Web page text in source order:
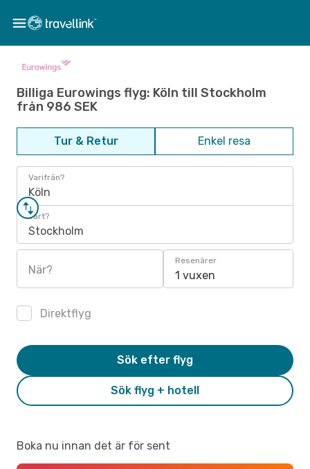
Billiga Eurowings flyg: Köln till Stockholm
från 986 SEK
Tur & Retur Enkel resa
Varifrån?
Köln
Vart?
Stockholm
När?
Resenärer
1 vuxen
Direktflyg
Sök flyg + hotell
Sök efter flyg
Boka nu innan det är för sent